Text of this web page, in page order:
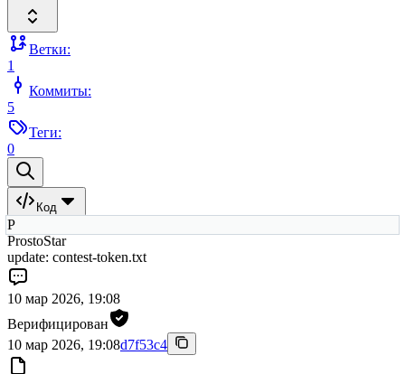
Ветки:
1
Коммиты:
5
Теги:
0
Код
P
ProstoStar
update: contest-token.txt
10 мар 2026, 19:08
Верифицирован
10 мар 2026, 19:08d7f53c4